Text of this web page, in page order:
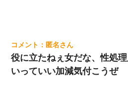
匿名
役に立たねぇ女だな、性処
いっていい加減気付こうぜ